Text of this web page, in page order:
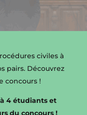
civiles à
pairs. Découvrez
concours !
4 étudiants et
du concours !